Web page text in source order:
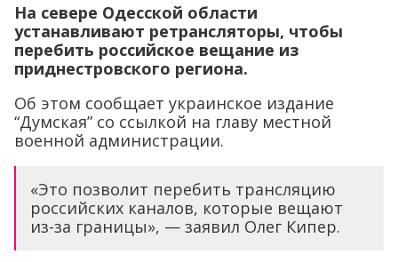
На севере Одесской области
устанавливают ретрансляторы, чтобы
перебить российское вещание из
приднестровского региона.
Об этом сообщает украинское издание
“Думская” со ссылкой на главу местной
военной администрации.
«Это позволит перебить трансляцию
российских каналов, которые вещают
из-за границы», — заявил Олег Кипер.